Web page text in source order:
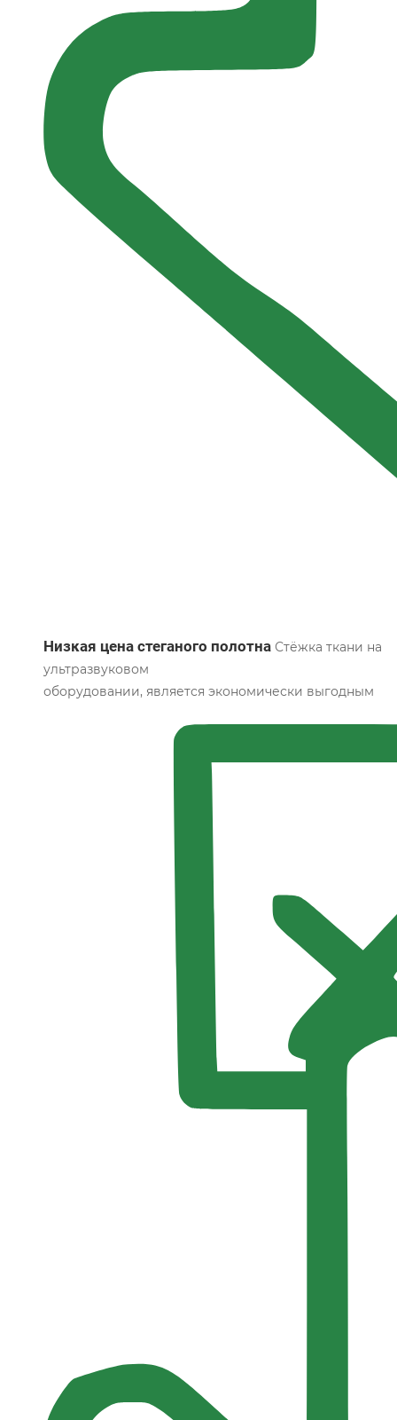
Низкая цена стеганого полотна Стёжка ткани на
ультразвуковом
оборудовании, является экономически выгодным